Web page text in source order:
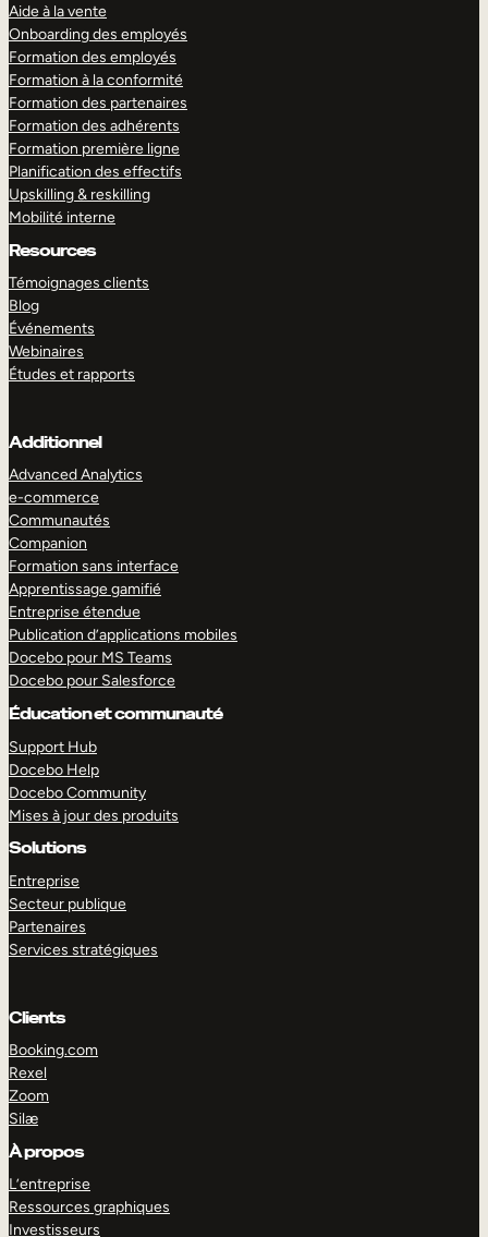
Aide à la vente
Onboarding des employés
Formation des employés
Formation à la conformité
Formation des partenaires
Formation des adhérents
Formation première ligne
Planification des effectifs
Upskilling & reskilling
Mobilité interne
Resources
Témoignages clients
Blog
Événements
Webinaires
Études et rapports
Additionnel
Advanced Analytics
e-commerce
Communautés
Companion
Formation sans interface
Apprentissage gamifié
Entreprise étendue
Publication d’applications mobiles
Docebo pour MS Teams
Docebo pour Salesforce
Éducation et communauté
Support Hub
Docebo Help
Docebo Community
Mises à jour des produits
Solutions
Entreprise
Secteur publique
Partenaires
Services stratégiques
Clients
Booking.com
Rexel
Zoom
Silæ
À propos
L’entreprise
Ressources graphiques
Investisseurs